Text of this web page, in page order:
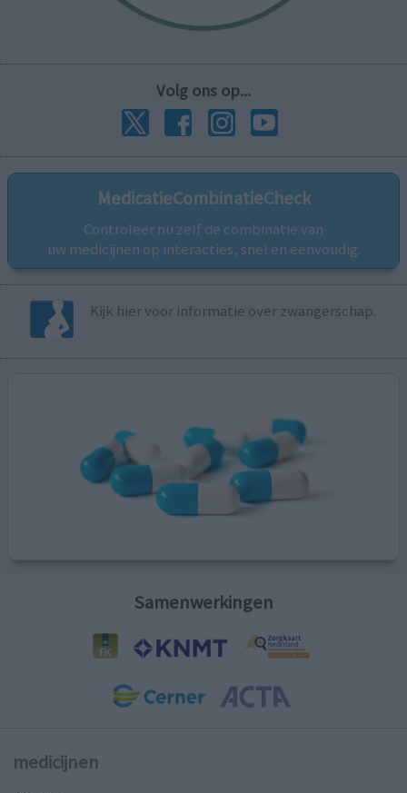
Volg ons op...
MedicatieCombinatieCheck
Controleer nu zelf de combinatie van
uw medicijnen op interacties, snel en eenvoudig.
Kijk hier voor informatie over zwangerschap.
Samenwerkingen
medicijnen